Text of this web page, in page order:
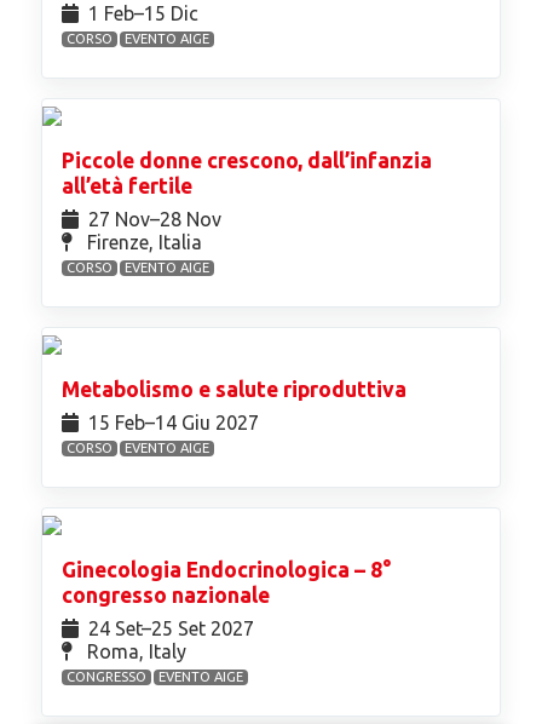
1 Feb⁠–15 Dic
CORSO EVENTO AIGE
Piccole donne crescono, dall’infanzia
all’età fertile
27 Nov⁠–28 Nov
Firenze, Italia
CORSO EVENTO AIGE
Metabolismo e salute riproduttiva
15 Feb⁠–14 Giu 2027
CORSO EVENTO AIGE
Ginecologia Endocrinologica – 8°
congresso nazionale
24 Set⁠–25 Set 2027
Roma, Italy
CONGRESSO EVENTO AIGE